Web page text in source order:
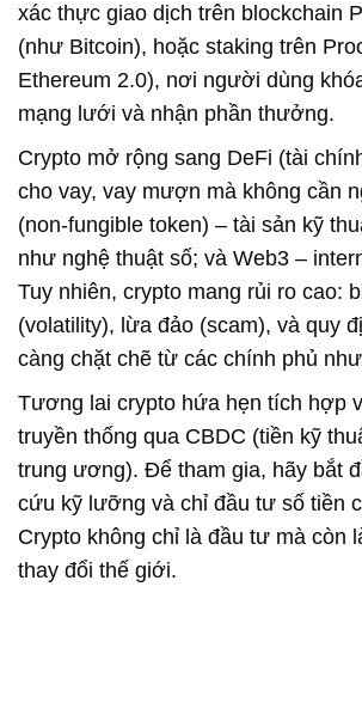
xác thực giao dịch trên blockchain
(như Bitcoin), hoặc staking trên
Ethereum 2.0), nơi người dùng
mạng lưới và nhận phần thưởng.
Crypto mở rộng sang DeFi (tài
cho vay, vay mượn mà không cần
(non-fungible token) – tài sản kỹ
như nghệ thuật số; và Web3 –
Tuy nhiên, crypto mang rủi ro cao:
(volatility), lừa đảo (scam), và quy
càng chặt chẽ từ các chính phủ
Tương lai crypto hứa hẹn tích hợp
truyền thống qua CBDC (tiền kỹ
trung ương). Để tham gia, hãy bắt
cứu kỹ lưỡng và chỉ đầu tư số tiền
Crypto không chỉ là đầu tư mà còn
thay đổi thế giới.